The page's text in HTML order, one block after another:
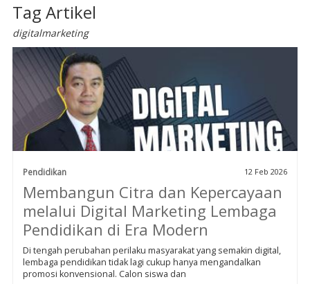
Tag Artikel
digitalmarketing
Pendidikan 12 Feb 2026
Membangun Citra dan Kepercayaan
melalui Digital Marketing Lembaga
Pendidikan di Era Modern
Di tengah perubahan perilaku masyarakat yang semakin digital,
lembaga pendidikan tidak lagi cukup hanya mengandalkan
promosi konvensional. Calon siswa dan